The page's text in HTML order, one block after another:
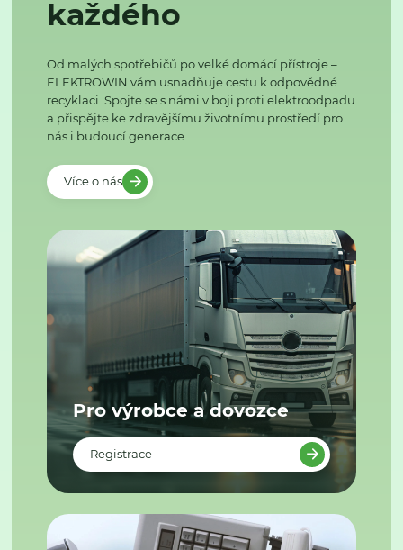
každého
Od malých spotřebičů po velké domácí přístroje –
ELEKTROWIN vám usnadňuje cestu k odpovědné
recyklaci. Spojte se s námi v boji proti elektroodpadu
a přispějte ke zdravějšímu životnímu prostředí pro
nás i budoucí generace.
Více o nás
Pro výrobce a dovozce
Registrace